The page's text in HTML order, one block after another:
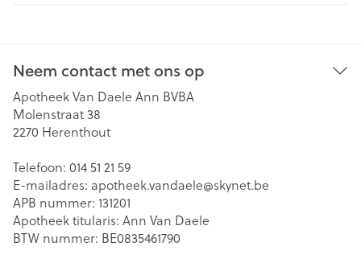
Neem contact met ons op
Apotheek Van Daele Ann BVBA
Molenstraat 38
2270 Herenthout
Telefoon: 014 51 21 59
E-mailadres: apotheek.vandaele@skynet.be
APB nummer: 131201
Apotheek titularis: Ann Van Daele
BTW nummer: BE0835461790